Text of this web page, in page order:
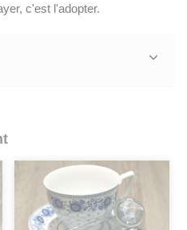
c'est l'adopter.